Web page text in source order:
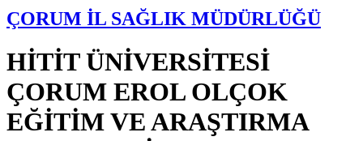
ÇORUM İL SAĞLIK MÜDÜRLÜĞÜ
HİTİT ÜNİVERSİTESİ
ÇORUM EROL OLÇOK
EĞİTİM VE ARAŞTIRMA